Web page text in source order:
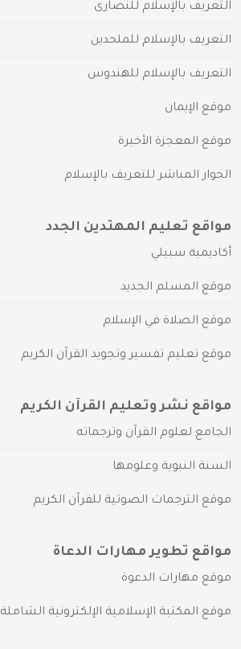
التعريف بالإسلام للنصارى
التعريف بالإسلام للملحدين
التعريف بالإسلام للهندوس
موقع الإيمان
موقع المعجزة الأخيرة
الحوار المباشر للتعريف بالإسلام
مواقع تعليم المهتدين الجدد
أكاديمية سبيلي
موقع المسلم الجديد
موقع الصلاة في الإسلام
موقع تعليم تفسير وتجويد القرآن الكريم
مواقع نشر وتعليم القرآن الكريم
الجامع لعلوم القرآن وترجماته
السنة النبوية وعلومها
موقع الترجمات الصوتية للقرآن الكريم
مواقع تطوير مهارات الدعاة
موقع مهارات الدعوة
موقع المكتبة الإسلامية الإلكترونية الشاملة